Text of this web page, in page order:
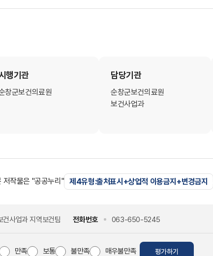
행기관
창군보건의료원
담당기관
순창군보건의료원
보건사업과
저작물은 "공공누리" 제4유형:출처표시+상업적 이용금지+변경금지
건사업과 지역보건팀 전화번호 063-650-5245
만족 보통 불만족 매우불만족 평가하기